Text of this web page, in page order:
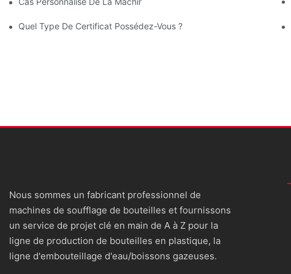
Quel Type De Certificat Possédez-Vous ?
Nous sommes un fabricant professionnel de
machines de soufflage de bouteilles et fournissons
un service de projet clé en main de A à Z pour la
ligne de production de bouteilles en plastique, la
ligne d'embouteillage d'eau/boissons gazeuses.